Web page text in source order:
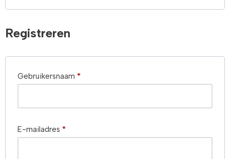
Registreren
Gebruikersnaam *
E-mailadres *